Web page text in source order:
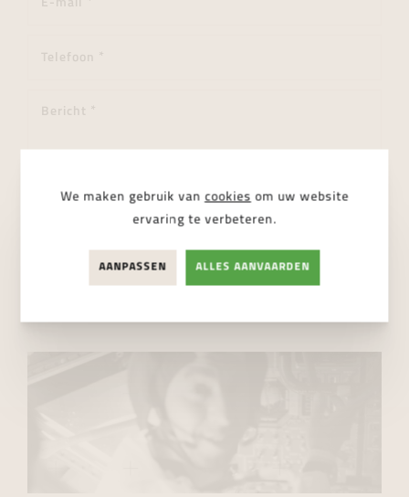
We maken gebruik van cookies om uw website
ervaring te verbeteren.
AANPASSEN ALLES AANVAARDEN